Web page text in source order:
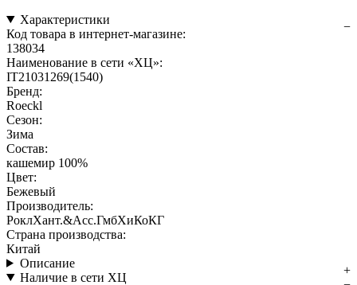
Характеристики
Код товара в интернет-магазине:
138034
Наименование в сети «ХЦ»:
IT21031269(1540)
Бренд:
Roeckl
Сезон:
Зима
Состав:
кашемир 100%
Цвет:
Бежевый
Производитель:
РоклХант.&Асс.ГмбХиКоКГ
Страна производства:
Китай
Описание
Наличие в сети ХЦ